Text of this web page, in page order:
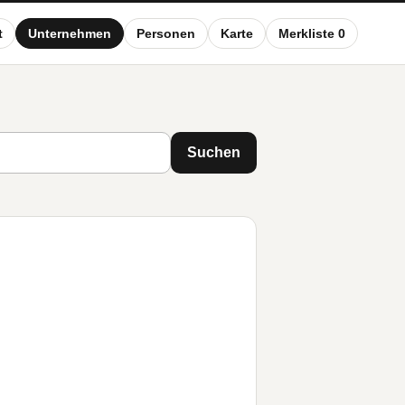
Unternehmen Personen Karte Merkliste 0
Suchen